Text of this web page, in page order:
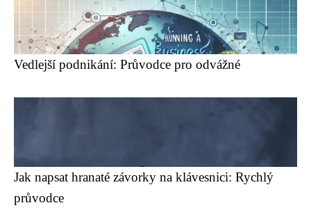
Vedlejší podnikání: Průvodce pro odvážné
Jak napsat hranaté závorky na klávesnici: Rychlý
průvodce